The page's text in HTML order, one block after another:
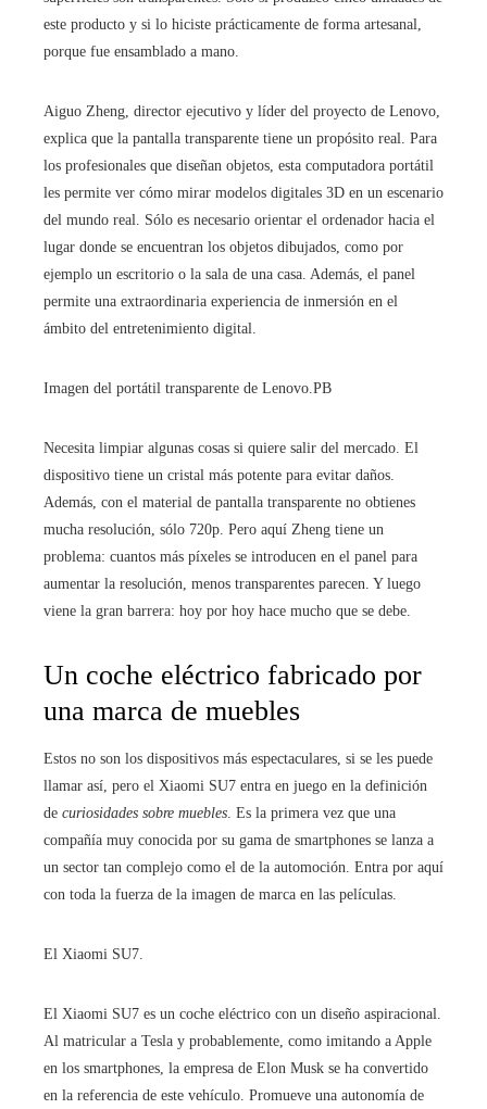
este producto y si lo hiciste prácticamente de forma artesanal,
porque fue ensamblado a mano.
Aiguo Zheng, director ejecutivo y líder del proyecto de Lenovo,
explica que la pantalla transparente tiene un propósito real. Para
los profesionales que diseñan objetos, esta computadora portátil
les permite ver cómo mirar modelos digitales 3D en un escenario
del mundo real. Sólo es necesario orientar el ordenador hacia el
lugar donde se encuentran los objetos dibujados, como por
ejemplo un escritorio o la sala de una casa. Además, el panel
permite una extraordinaria experiencia de inmersión en el
ámbito del entretenimiento digital.
Imagen del portátil transparente de Lenovo.PB
Necesita limpiar algunas cosas si quiere salir del mercado. El
dispositivo tiene un cristal más potente para evitar daños.
Además, con el material de pantalla transparente no obtienes
mucha resolución, sólo 720p. Pero aquí Zheng tiene un
problema: cuantos más píxeles se introducen en el panel para
aumentar la resolución, menos transparentes parecen. Y luego
viene la gran barrera: hoy por hoy hace mucho que se debe.
Un coche eléctrico fabricado por
una marca de muebles
Estos no son los dispositivos más espectaculares, si se les puede
llamar así, pero el Xiaomi SU7 entra en juego en la definición
de curiosidades sobre muebles. Es la primera vez que una
compañía muy conocida por su gama de smartphones se lanza a
un sector tan complejo como el de la automoción. Entra por aquí
con toda la fuerza de la imagen de marca en las películas.
El Xiaomi SU7.
El Xiaomi SU7 es un coche eléctrico con un diseño aspiracional.
Al matricular a Tesla y probablemente, como imitando a Apple
en los smartphones, la empresa de Elon Musk se ha convertido
en la referencia de este vehículo. Promueve una autonomía de